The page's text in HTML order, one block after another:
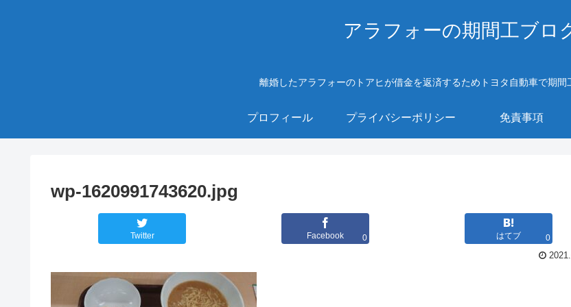
アラフォーの期間工ブロ
離婚したアラフォーのトアヒが借金を返済するためトヨタ自動車で期間
プロフィール プライバシーポリシー 免責事項
wp-1620991743620.jpg
Twitter Facebook 0 はてブ
0